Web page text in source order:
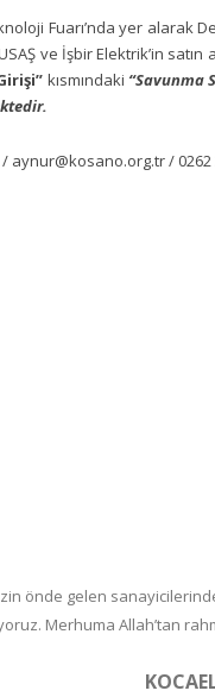
Fuarı’nda yer alarak
ve İşbir Elektrik’in
kısmındaki “Savunma
aynur@kosano.org.tr / 0262
önde gelen
Merhuma Allah’tan